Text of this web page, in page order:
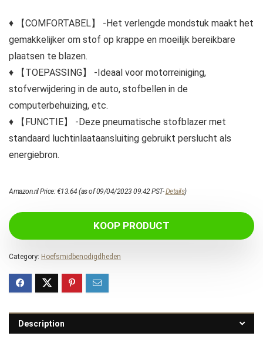
♦ 【COMFORTABEL】 -Het verlengde mondstuk maakt het
gemakkelijker om stof op krappe en moeilijk bereikbare
plaatsen te blazen.
♦ 【TOEPASSING】 -Ideaal voor motorreiniging,
stofverwijdering in de auto, stofbellen in de
computerbehuizing, etc.
♦ 【FUNCTIE】 -Deze pneumatische stofblazer met
standaard luchtinlaataansluiting gebruikt perslucht als
energiebron.
Amazon.nl Price:€13.64 (as of 09/04/2023 09:42 PST-Details)
KOOP PRODUCT
Category: Hoefsmidbenodigdheden
Description